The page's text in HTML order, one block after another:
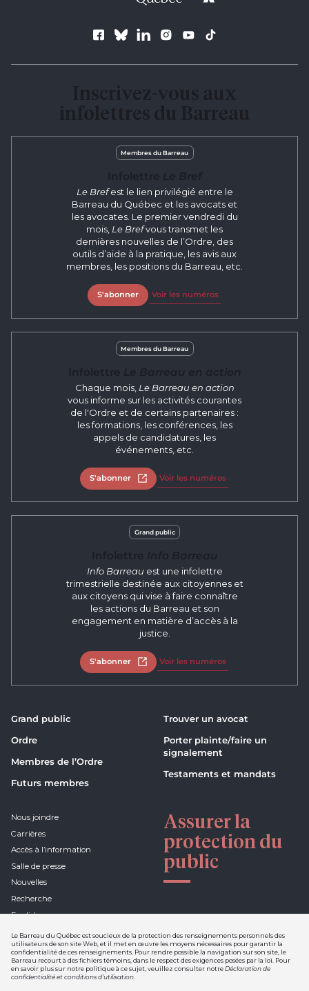
Le Barreau du Québec est soucieux de la protection des renseignements personnels des
utilisateurs de son site Web, et il met en œuvre les moyens nécessaires pour garantir la
confidentialité de ces renseignements. Pour rendre possible la navigation sur son site, le
Barreau recourt à des fichiers témoins, dans le respect des exigences posées par la loi. Pour
en savoir plus sur notre politique à ce sujet, veuillez consulter notreDéclaration de
confidentialité et conditions d’utilisation
Suivez le Barreau
Membres du Barreau
Le Brefest le lien privilégié entre le
Barreau du Québec et les avocats et
les avocates. Le premier vendredi du
mois, Le Brefvous transmet les
dernières nouvelles de l’Ordre, des
outils d’aide à la pratique, les avis aux
membres, les positions du Barreau, etc.
S'abonner Voir les numéros
Membres du Barreau
Chaque mois, Le Barreau en action
vous informe sur les activités courantes
de l'Ordre et de certains partenaires :
les formations, les conférences, les
appels de candidatures, les
événements, etc.
S'abonner Ouvrir dans un nouvel onglet
Voir les numéros
Grand public
Info Barreau est une infolettre
trimestrielle destinée aux citoyennes et
aux citoyens qui vise à faire connaître
les actions du Barreau et son
engagement en matière d’accès à la
justice.
S'abonner Ouvrir dans un nouvel onglet
Voir les numéros
Grand public
Ordre
Membres de l’Ordre
Futurs membres
Trouver un avocat
Porter plainte/faire un
signalement
Testaments et mandats
Nous joindre
Carrières
Accès à l’information
Salle de presse
Nouvelles
Recherche
English
Assurer la
protection du
public
Déclaration de confidentialité et
conditions d'utilisation